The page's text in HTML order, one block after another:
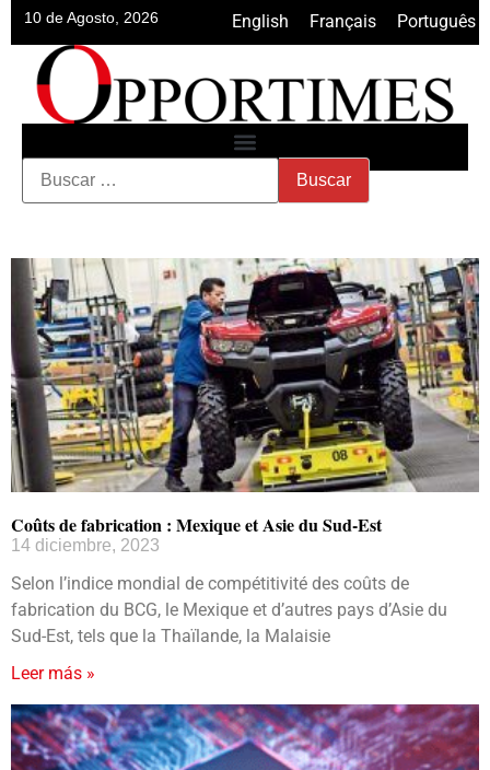
10 de Agosto, 2026 English Français Português
Coûts de fabrication : Mexique et Asie du Sud-Est
14 diciembre, 2023
Selon l’indice mondial de compétitivité des coûts de
fabrication du BCG, le Mexique et d’autres pays d’Asie du
Sud-Est, tels que la Thaïlande, la Malaisie
Leer más »